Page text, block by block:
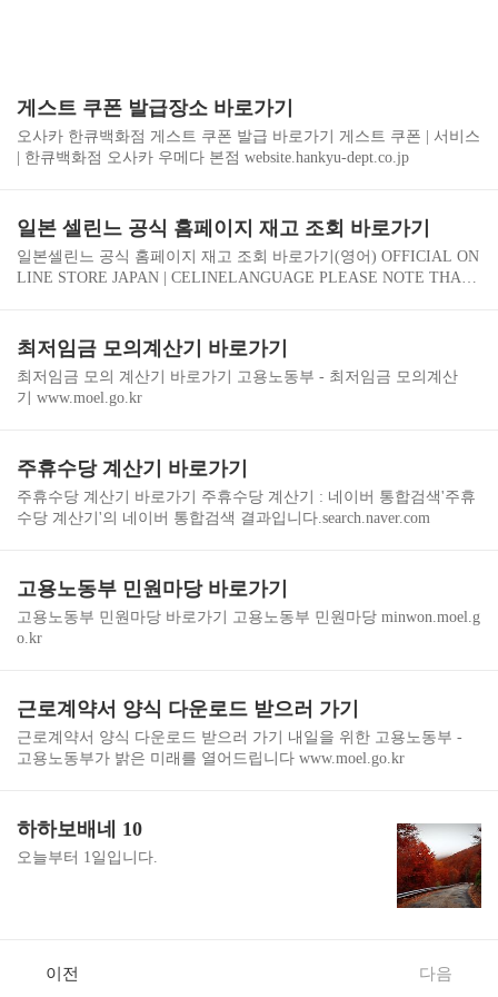
게스트 쿠폰 발급장소 바로가기
오사카 한큐백화점 게스트 쿠폰 발급 바로가기 게스트 쿠폰 | 서비스
| 한큐백화점 오사카 우메다 본점 website.hankyu-dept.co.jp
일본 셀린느 공식 홈페이지 재고 조회 바로가기
일본셀린느 공식 홈페이지 재고 조회 바로가기(영어) OFFICIAL ON
LINE STORE JAPAN | CELINELANGUAGE PLEASE NOTE THAT
느 공식 홈페이지 재고 조회 바로가기(일어) セリーヌ | 公式オンラ
インストア言語 所在地を変更すると、ご注文のアイテムすべてが
消去されます。 ロケーションを変更するwww.celine.com
최저임금 모의계산기 바로가기
최저임금 모의 계산기 바로가기 고용노동부 - 최저임금 모의계산
기 www.moel.go.kr
주휴수당 계산기 바로가기
주휴수당 계산기 바로가기 주휴수당 계산기 : 네이버 통합검색'주휴
수당 계산기'의 네이버 통합검색 결과입니다.search.naver.com
고용노동부 민원마당 바로가기
고용노동부 민원마당 바로가기 고용노동부 민원마당 minwon.moel.g
o.kr
근로계약서 양식 다운로드 받으러 가기
근로계약서 양식 다운로드 받으러 가기 내일을 위한 고용노동부 -
고용노동부가 밝은 미래를 열어드립니다 www.moel.go.kr
하하보배네 10
오늘부터 1일입니다.
이전 다음